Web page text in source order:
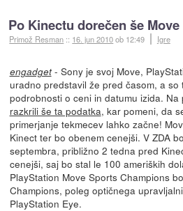
Po Kinectu dorečen še Move
Primož Resman :: 16. jun 2010ob 12:49 Igre
engadget- Sony je svoj Move,
uradno predstavil že pred časom, a so
podrobnosti o ceni in datumu izida.
razkrili še ta podatka, kar pomeni, da
primerjanje tekmecev lahko začne!
Kinect ter bo obenem cenejši. V ZDA
septembra, približno 2 tedna pred
cenejši, saj bo stal le 100 ameriških
PlayStation Move Sports Champions
Champions, poleg optičnega
PlayStation Eye.